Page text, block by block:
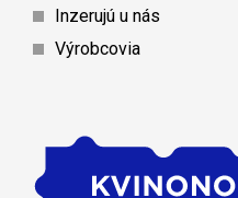
Inzerujú u nás
Výrobcovia